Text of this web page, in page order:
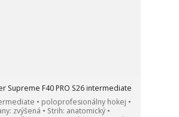
Supreme F40 PRO S26 intermediate
• poloprofesionálny hokej •
zvýšená • Strih: anatomický •